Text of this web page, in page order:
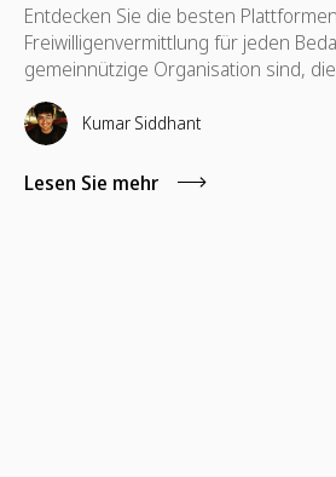
Entdecken Sie die besten
Freiwilligenvermittlung für jeden
gemeinnützige Organisation sind,
ein Unternehmen, das globale
Freiwilligenprogramme durchführt,
die sich engagieren möchte.
Kumar Siddhant
Lesen Sie mehr